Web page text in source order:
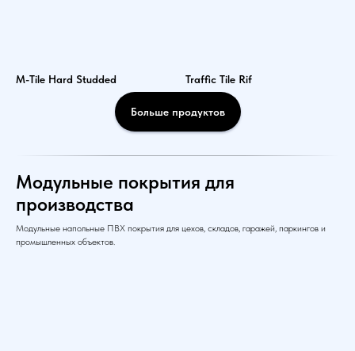
M-Tile Hard Studded Traffic Tile Rif
Больше продуктов
Модульные покрытия для
производства
Модульные напольные ПВХ покрытия для цехов, складов, гаражей, паркингов и
промышленных объектов.